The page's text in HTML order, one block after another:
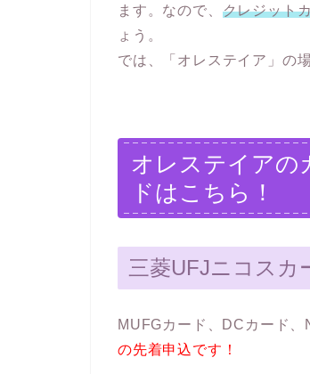
ます。なので、 クレジット
ょう。
では、「オレステイア」の
オレステイアの
ドはこちら！
三菱UFJニコスカ
MUFGカード、DCカード
の先着申込です！